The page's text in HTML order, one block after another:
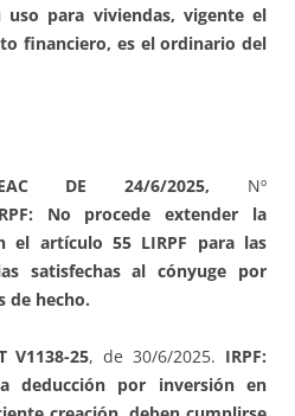
para viviendas, vigente el
financiero, es el ordinario del
DE 24/6/2025, Nº
No procede extender la
el artículo 55 LIRPF para las
satisfechas al cónyuge por
de hecho.
V1138-25, de 30/6/2025. IRPF:
deducción por inversión en